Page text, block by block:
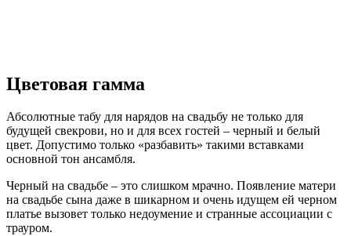
Цветовая гамма
Абсолютные табу для нарядов на свадьбу не только для
будущей свекрови, но и для всех гостей – черный и белый
цвет. Допустимо только «разбавить» такими вставками
основной тон ансамбля.
Черный на свадьбе – это слишком мрачно. Появление матери
на свадьбе сына даже в шикарном и очень идущем ей черном
платье вызовет только недоумение и странные ассоциации с
трауром.